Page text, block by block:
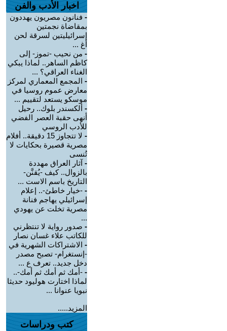
اخبار الأدب والفن
- فنانون مصريون يهددون
بمقاضاة نجمتين
إسرائيليتين لسرقة لحن
أغ ...
- من نحيب -تموز- إلى
كاظم الساهر.. لماذا يبكي
الغناء العراقي؟ ...
- المجمع المعماري لمركز
معارض عموم روسيا في
موسكو يستعد لتقييم ...
- ألكسندر بلوك.. رحيل
أنهى حقبة العصر الفضي
للأدب الروسي
-
لا تتجاوز 15 دقيقة.. أفلام
مصرية قصيرة بحكايات لا
تُنسى
- آثار العراق مهددة
بالزوال.. كيف -يُقنَّن-
التاريخ باسم الاست ...
- -خيار خاطئ-.. إعلام
إسرائيلي يهاجم فنانة
مصرية تخلت عن يهودي
...
- صدور رواية لا تنتظرني
للكاتب علاء غسان نصار
- الاشتراكات الشهرية في
-إنستغرام- تصبح مصدر
دخل جديد.. تعرف ع ...
- -أمك ثم أمك ثم أمك-..
لماذا اختارت هوليود حديثا
نبويا عنوانا ...
المزيد.....
كتب ودراسات